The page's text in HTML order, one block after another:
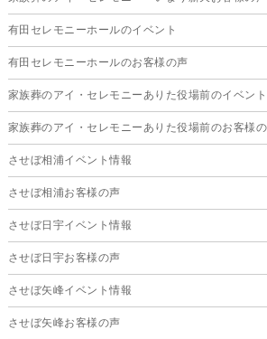
有田セレモニーホールのイベント
有田セレモニーホールのお客様の声
家族葬のアイ・セレモニーありた役場前のイベント
家族葬のアイ・セレモニーありた役場前のお客様
させぼ相浦イベント情報
させぼ相浦お客様の声
させぼ日宇イベント情報
させぼ日宇お客様の声
させぼ矢峰イベント情報
させぼ矢峰お客様の声